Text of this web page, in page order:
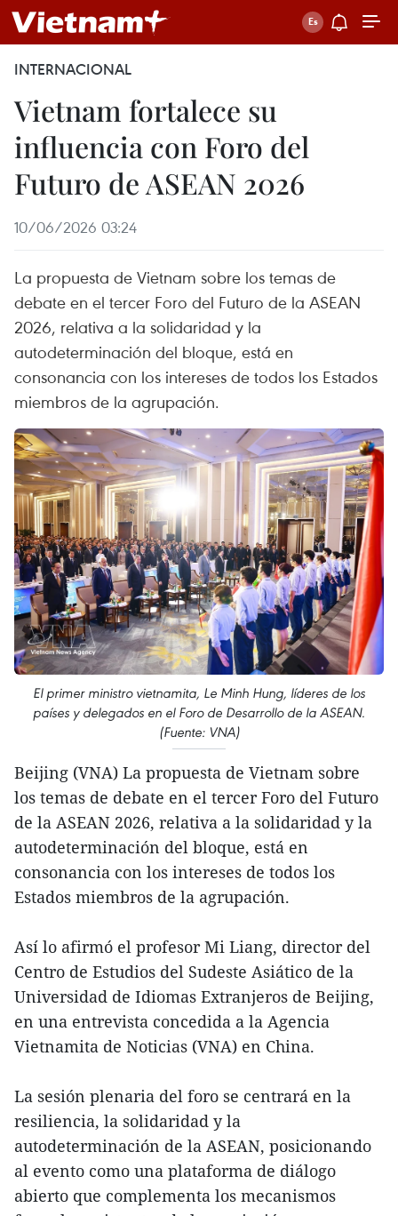
INTERNACIONAL
Vietnam fortalece su
influencia con Foro del
Futuro de ASEAN 2026
10/06/2026 03:24
La propuesta de Vietnam sobre los temas de
debate en el tercer Foro del Futuro de la ASEAN
2026, relativa a la solidaridad y la
autodeterminación del bloque, está en
consonancia con los intereses de todos los Estados
miembros de la agrupación.
El primer ministro vietnamita, Le Minh Hung, líderes de los
países y delegados en el Foro de Desarrollo de la ASEAN.
(Fuente: VNA)
Beijing (VNA) La propuesta de Vietnam sobre
los temas de debate en el tercer Foro del Futuro
de la ASEAN 2026, relativa a la solidaridad y la
autodeterminación del bloque, está en
consonancia con los intereses de todos los
Estados miembros de la agrupación.
Así lo afirmó el profesor Mi Liang, director del
Centro de Estudios del Sudeste Asiático de la
Universidad de Idiomas Extranjeros de Beijing,
en una entrevista concedida a la Agencia
Vietnamita de Noticias (VNA) en China.
La sesión plenaria del foro se centrará en la
resiliencia, la solidaridad y la
autodeterminación de la ASEAN, posicionando
al evento como una plataforma de diálogo
abierto que complementa los mecanismos